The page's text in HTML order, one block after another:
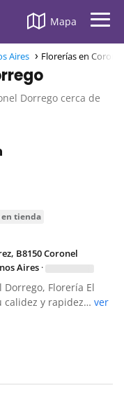
Mapa
Aires Florerías en
Dorrego cerca de
en tienda
B8150 Coronel
Aires ·
Dorrego, Florería El
calidez y rapidez… ver